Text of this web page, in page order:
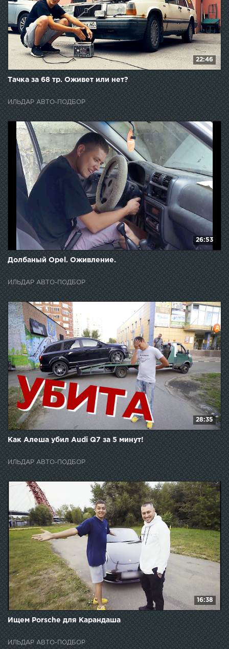
22:46
Тачка за 68 тр. Оживет или нет?
ИЛЬДАР АВТО-ПОДБОР
26:53
Долбаный Opel. Оживление.
ИЛЬДАР АВТО-ПОДБОР
28:35
Как Алеша убил Audi Q7 за 5 минут!
ИЛЬДАР АВТО-ПОДБОР
16:38
Ищем Porsche для Карандаша
ИЛЬДАР АВТО-ПОДБОР